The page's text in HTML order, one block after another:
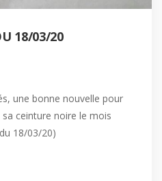
18/03/20
une bonne nouvelle pour
ceinture noire le mois
18/03/20)